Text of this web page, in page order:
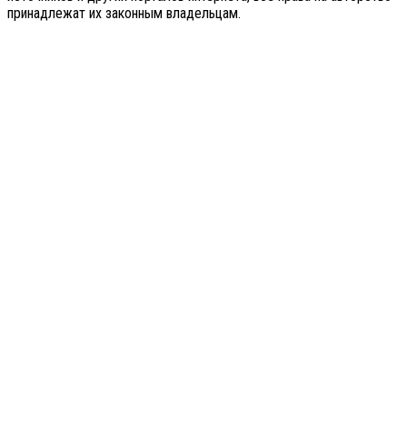
принадлежат их законным владельцам.